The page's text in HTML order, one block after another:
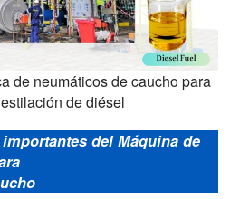
de neumáticos de caucho para
de diésel
importantes delMáquina de